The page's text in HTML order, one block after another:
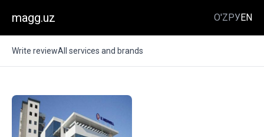
magg.uz O'ZРУEN
Write reviewAll services and brands